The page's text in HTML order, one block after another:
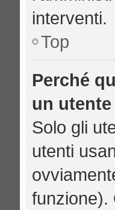
interventi.
Top
Perché
un
Solo gli
utenti
funzione).